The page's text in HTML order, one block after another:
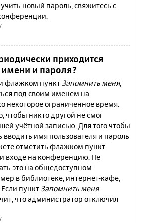
новый пароль, свяжитесь с
приходится
имени и пароля?
флажком пункт Запомнить меня,
под своим именем на
некоторое ограниченное время.
чтобы никто другой не смог
учётной записью. Для того чтобы
имя пользователя и пароль
отметить флажком пункт
входе на конференцию. Не
это на общедоступном
в библиотеке, интернет-кафе,
пункт Запомнить меня
что администратор отключил